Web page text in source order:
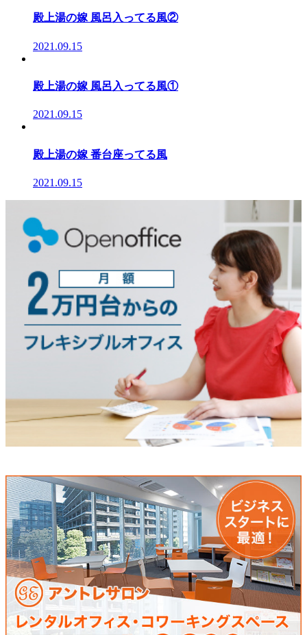
殿上湯の嫁 風呂入ってる風②
2021.09.15
殿上湯の嫁 風呂入ってる風①
2021.09.15
殿上湯の嫁 番台座ってる風
2021.09.15